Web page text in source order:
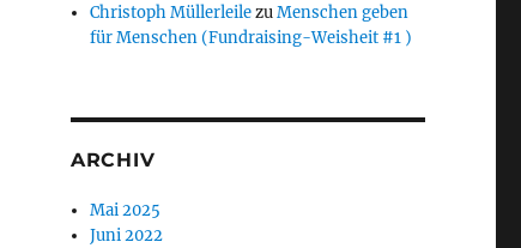
Christoph MüllerleilezuMenschen geben
für Menschen (Fundraising-Weisheit #1 )
ARCHIV
Mai 2025
Juni 2022